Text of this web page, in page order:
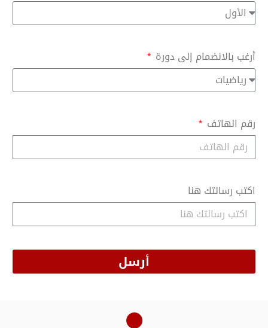
أرغب بالانضمام إلى دورة
رقم الهاتف
اكتب رسالتك هنا
أرسل